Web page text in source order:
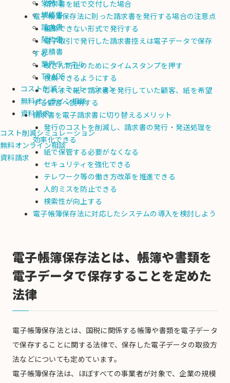
受発注
規格書
請求書
契約書
見積書
業界チャネル
TRADE
コスト削減シミュレーション
無料オンライン相談
資料請求
コスト削減シミュレーション
無料オンライン相談
資料請求
請求書を紙で交付した場合
電子帳簿保存法に則った請求書を発行する場合の注意点
編集できない形式で発行する
電子取引で発行した請求書控えは電子データで保存
する
改ざん防止のためにタイムスタンプを押す
検索できるようにする
これまで紙で請求書を発行していた顧客、紙を希望
する顧客へ説明する
請求書を電子請求書に切り替えるメリット
発行のコストを削減し、請求書の発行・発送処理を
効率化できる
紙で保管する必要がなくなる
セキュリティを強化できる
テレワーク等の働き方改革を推進できる
人的ミスを防止できる
検索性が向上する
電子帳簿保存法に対応したシステムの導入を検討しよう
電子帳簿保存法とは、帳簿や書類を
電子データで保存することを定めた
法律
電子帳簿保存法とは、国税に関係する帳簿や書類を電子データ
で保存することに関する法律で、保存した電子データの取扱方
法などについても定めています。
電子帳簿保存法は、ほぼすべての事業者が対象で、企業の規模